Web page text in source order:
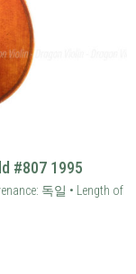
#807 1995
독일 • Length of